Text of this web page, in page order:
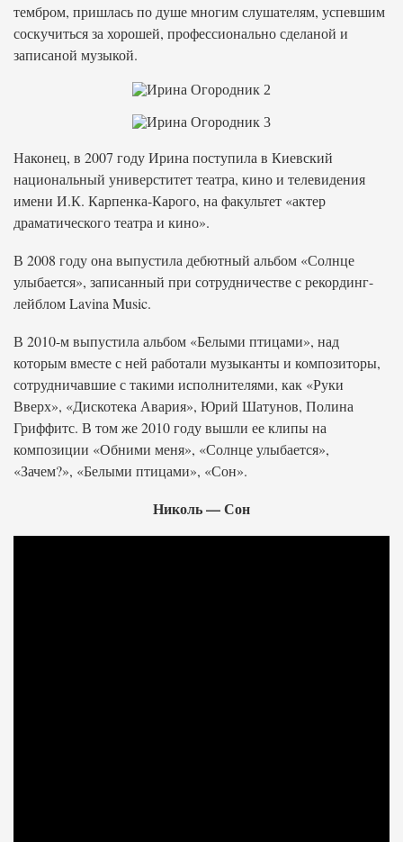
тембром, пришлась по душе многим слушателям, успевшим
соскучиться за хорошей, профессионально сделаной и
записаной музыкой.
Наконец, в 2007 году Ирина поступила в Киевский
национальный универститет театра, кино и телевидения
имени И.К. Карпенка-Карого, на факультет «актер
драматического театра и кино».
В 2008 году она выпустила дебютный альбом «Солнце
улыбается», записанный при сотрудничестве с рекординг-
лейблом Lavina Music.
В 2010-м выпустила альбом «Белыми птицами», над
которым вместе с ней работали музыканты и композиторы,
сотрудничавшие с такими исполнителями, как «Руки
Вверх», «Дискотека Авария», Юрий Шатунов, Полина
Гриффитс. В том же 2010 году вышли ее клипы на
композиции «Обними меня», «Солнце улыбается»,
«Зачем?», «Белыми птицами», «Сон».
Николь — Сон